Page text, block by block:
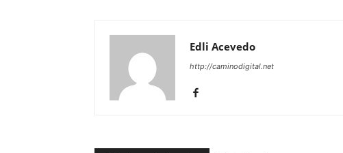
Edli Acevedo
http://caminodigital.net